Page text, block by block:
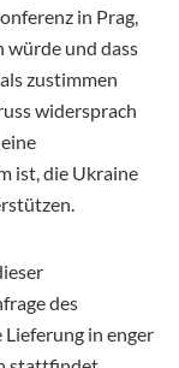
in Prag,
würde und dass
zustimmen
widersprach
ist, die Ukraine
des
Lieferung in enger